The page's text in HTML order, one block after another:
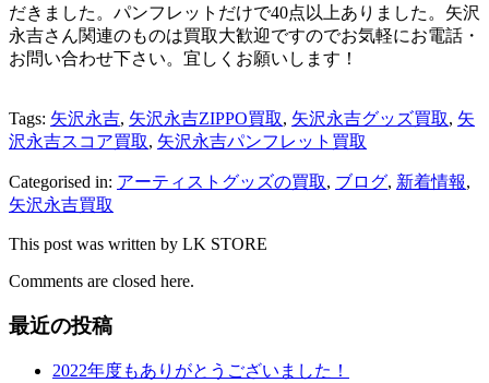
だきました。パンフレットだけで40点以上ありました。矢沢
永吉さん関連のものは買取大歓迎ですのでお気軽にお電話・
お問い合わせ下さい。宜しくお願いします！
Tags: 矢沢永吉, 矢沢永吉ZIPPO買取, 矢沢永吉グッズ買取, 矢
沢永吉スコア買取, 矢沢永吉パンフレット買取
Categorised in: アーティストグッズの買取, ブログ, 新着情報,
矢沢永吉買取
This post was written by LK STORE
Comments are closed here.
最近の投稿
2022年度もありがとうございました！